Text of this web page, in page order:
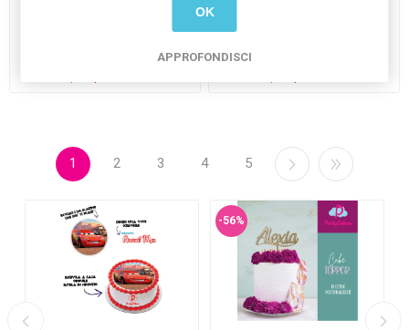
€0,60 Iva inclusa €0,60 Iva inclusa
1 2 3 4 5
-56%
OK
APPROFONDISCI